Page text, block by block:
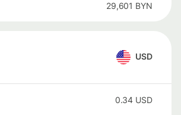
29,601 BYN
USD
0.34 USD